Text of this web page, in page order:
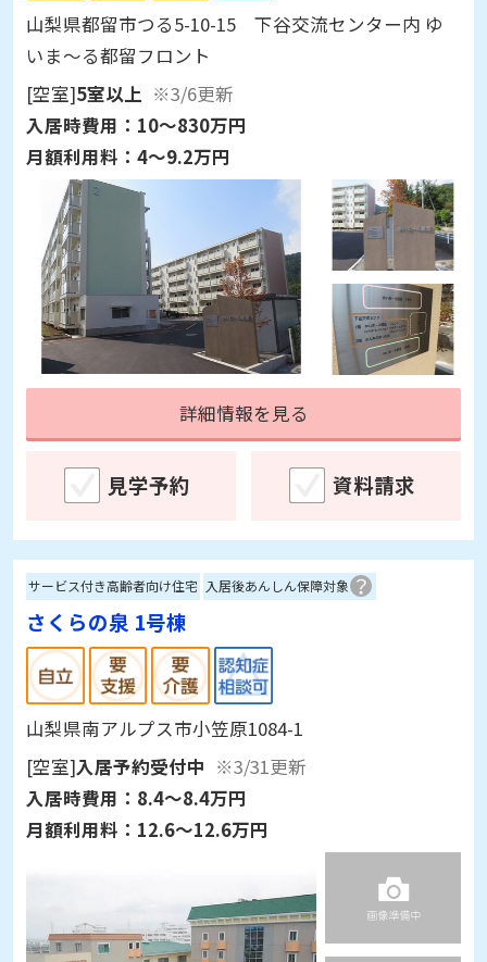
山梨県都留市つる5-10-15 下谷交流センター内 ゆ
いま～る都留フロント
[空室]5室以上 ※3/6更新
入居時費用： 10～830万円
月額利用料： 4～9.2万円
詳細情報を見る
見学予約 資料請求
サービス付き高齢者向け住宅 入居後あんしん保障対象
さくらの泉 1号棟
山梨県南アルプス市小笠原1084-1
[空室]入居予約受付中 ※3/31更新
入居時費用： 8.4～8.4万円
月額利用料： 12.6～12.6万円